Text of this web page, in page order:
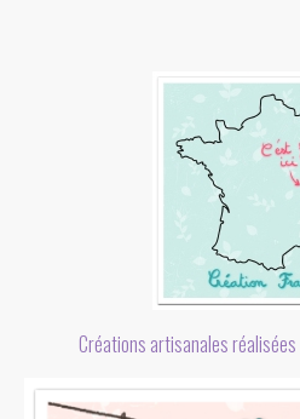
Créations artisanales réalisées